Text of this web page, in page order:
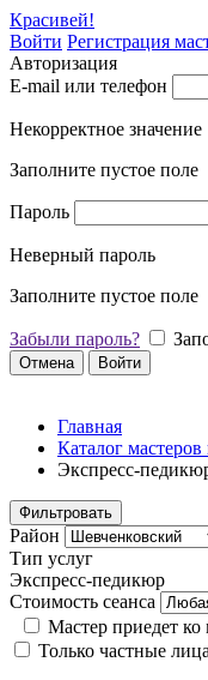
Красивей!
Войти Регистрация
Авторизация
E-mail или телефон
Некорректное значение
Заполните пустое поле
Пароль
Неверный пароль
Заполните пустое поле
Забыли пароль?
Отмена Войти
Главная
Каталог
Экспресс-
Фильтровать
Район
Тип услуг
Экспресс-педикюр
Стоимость сеанса
Мастер приедет ко
Только частные лица